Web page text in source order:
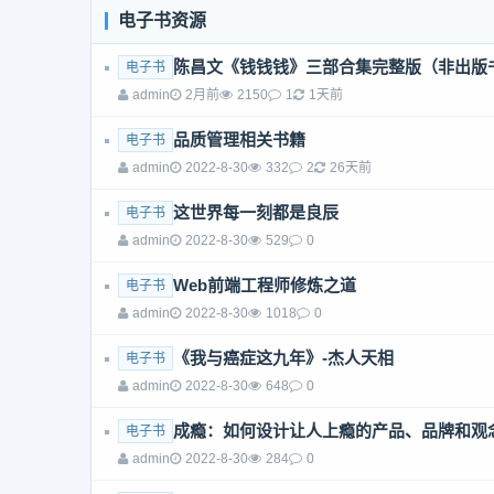
电子书资源
电子书 陈昌文《钱钱钱》三部合集完整版（非出版
admin 2月前 2150 1 1天前
电子书 品质管理相关书籍
admin 2022-8-30 332 2 26天前
电子书 这世界每一刻都是良辰
admin 2022-8-30 529 0
电子书 Web前端工程师修炼之道
admin 2022-8-30 1018 0
电子书 《我与癌症这九年》-杰人天相
admin 2022-8-30 648 0
电子书 成瘾：如何设计让人上瘾的产品、品牌和观
admin 2022-8-30 284 0